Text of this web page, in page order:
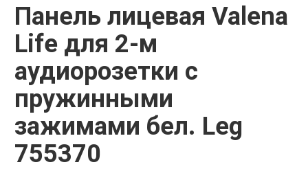
Панель лицевая Valena
Life для 2-м
аудиорозетки с
пружинными
зажимами бел. Leg
755370